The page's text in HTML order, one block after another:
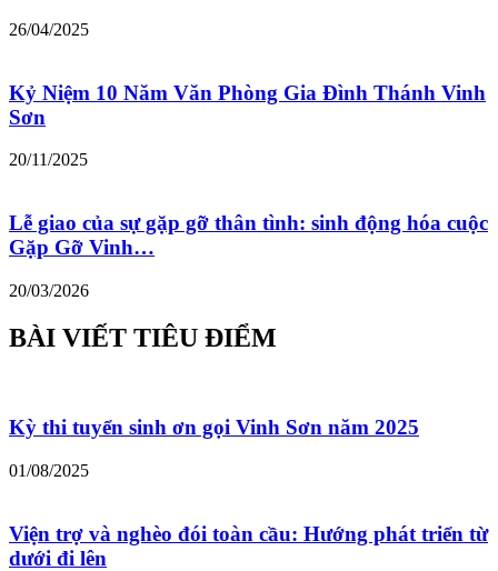
26/04/2025
Kỷ Niệm 10 Năm Văn Phòng Gia Đình Thánh Vinh
Sơn
20/11/2025
Lễ giao của sự gặp gỡ thân tình: sinh động hóa cuộc
Gặp Gỡ Vinh…
20/03/2026
BÀI VIẾT TIÊU ĐIỂM
Kỳ thi tuyển sinh ơn gọi Vinh Sơn năm 2025
01/08/2025
Viện trợ và nghèo đói toàn cầu: Hướng phát triển từ
dưới đi lên